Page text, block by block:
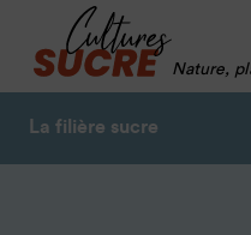
Nature,
La filière sucre